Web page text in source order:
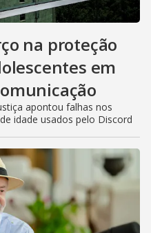
na proteção
em
apontou falhas nos
idade usados pelo Discord